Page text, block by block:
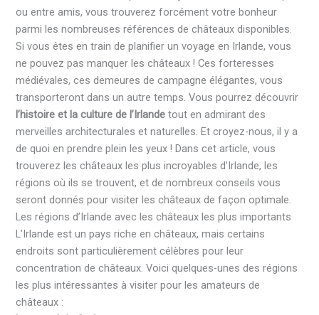
ou entre amis, vous trouverez forcément votre bonheur
parmi les nombreuses références de châteaux disponibles.
Si vous êtes en train de planifier un voyage en Irlande, vous
ne pouvez pas manquer les châteaux ! Ces forteresses
médiévales, ces demeures de campagne élégantes, vous
transporteront dans un autre temps. Vous pourrez découvrir
l’histoire et la culture de l’Irlande tout en admirant des
merveilles architecturales et naturelles. Et croyez-nous, il y a
de quoi en prendre plein les yeux ! Dans cet article, vous
trouverez les châteaux les plus incroyables d’Irlande, les
régions où ils se trouvent, et de nombreux conseils vous
seront donnés pour visiter les châteaux de façon optimale.
Les régions d’Irlande avec les châteaux les plus importants
L’Irlande est un pays riche en châteaux, mais certains
endroits sont particulièrement célèbres pour leur
concentration de châteaux. Voici quelques-unes des régions
les plus intéressantes à visiter pour les amateurs de
châteaux :